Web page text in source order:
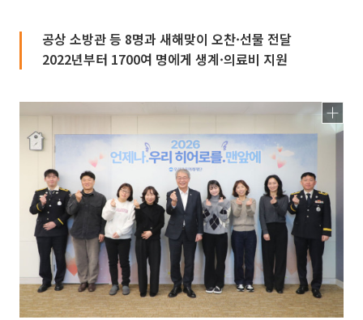
공상 소방관 등 8명과 새해맞이 오찬·선물 전달
2022년부터 1700여 명에게 생계·의료비 지원